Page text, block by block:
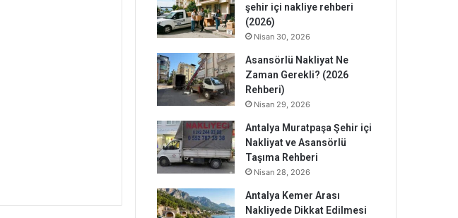
şehir içi nakliye rehberi
(2026)
Nisan 30, 2026
Asansörlü Nakliyat Ne
Zaman Gerekli? (2026
Rehberi)
Nisan 29, 2026
Antalya Muratpaşa Şehir içi
Nakliyat ve Asansörlü
Taşıma Rehberi
Nisan 28, 2026
Antalya Kemer Arası
Nakliyede Dikkat Edilmesi